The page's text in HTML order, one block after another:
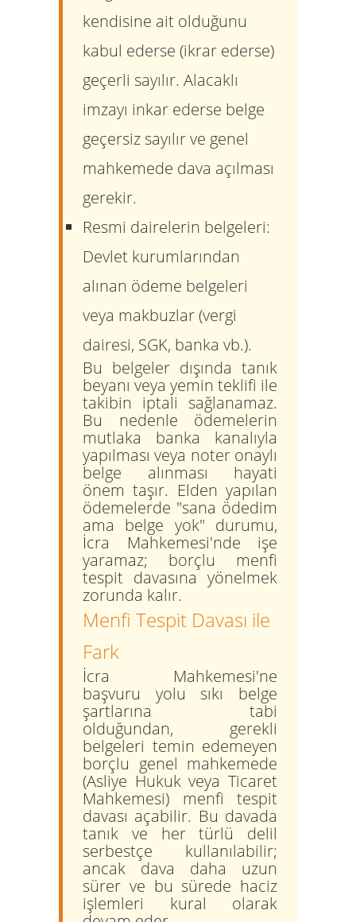
kendisine ait olduğunu
kabul ederse (ikrar ederse)
geçerli sayılır. Alacaklı
imzayı inkar ederse belge
geçersiz sayılır ve genel
mahkemede dava açılması
gerekir.
Resmi dairelerin belgeleri:
Devlet kurumlarından
alınan ödeme belgeleri
veya makbuzlar (vergi
dairesi, SGK, banka vb.).
Bu belgeler dışında tanık
beyanı veya yemin teklifi ile
takibin iptali sağlanamaz.
Bu nedenle ödemelerin
mutlaka banka kanalıyla
yapılması veya noter onaylı
belge alınması hayati
önem taşır. Elden yapılan
ödemelerde "sana ödedim
ama belge yok" durumu,
İcra Mahkemesi'nde işe
yaramaz; borçlu menfi
tespit davasına yönelmek
zorunda kalır.
Menfi Tespit Davası ile
Fark
İcra Mahkemesi'ne
başvuru yolu sıkı belge
şartlarına tabi
olduğundan, gerekli
belgeleri temin edemeyen
borçlu genel mahkemede
(Asliye Hukuk veya Ticaret
Mahkemesi) menfi tespit
davası açabilir. Bu davada
tanık ve her türlü delil
serbestçe kullanılabilir;
ancak dava daha uzun
sürer ve bu sürede haciz
işlemleri kural olarak